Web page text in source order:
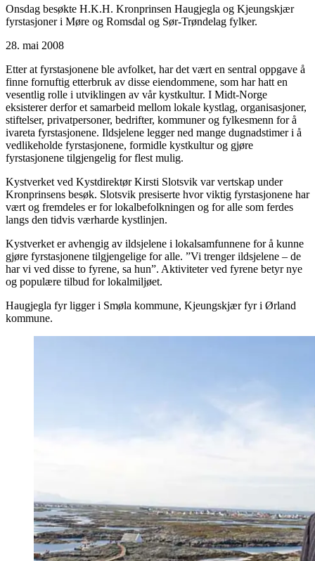
Onsdag besøkte H.K.H. Kronprinsen Haugjegla og Kjeungskjær
fyrstasjoner i Møre og Romsdal og Sør-Trøndelag fylker.
28. mai 2008
Etter at fyrstasjonene ble avfolket, har det vært en sentral oppgave å
finne fornuftig etterbruk av disse eiendommene, som har hatt en
vesentlig rolle i utviklingen av vår kystkultur. I Midt-Norge
eksisterer derfor et samarbeid mellom lokale kystlag, organisasjoner,
stiftelser, privatpersoner, bedrifter, kommuner og fylkesmenn for å
ivareta fyrstasjonene. Ildsjelene legger ned mange dugnadstimer i å
vedlikeholde fyrstasjonene, formidle kystkultur og gjøre
fyrstasjonene tilgjengelig for flest mulig.
Kystverket ved Kystdirektør Kirsti Slotsvik var vertskap under
Kronprinsens besøk. Slotsvik presiserte hvor viktig fyrstasjonene har
vært og fremdeles er for lokalbefolkningen og for alle som ferdes
langs den tidvis værharde kystlinjen.
Kystverket er avhengig av ildsjelene i lokalsamfunnene for å kunne
gjøre fyrstasjonene tilgjengelige for alle. ”Vi trenger ildsjelene – de
har vi ved disse to fyrene, sa hun”. Aktiviteter ved fyrene betyr nye
og populære tilbud for lokalmiljøet.
Haugjegla fyr ligger i Smøla kommune, Kjeungskjær fyr i Ørland
kommune.